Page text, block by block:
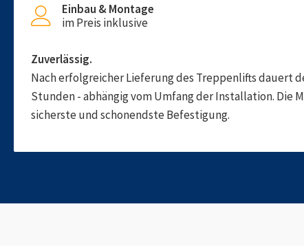
Einbau & Montage
im Preis inklusive
Zuverlässig.
Nach erfolgreicher Lieferung des Treppenlifts dauert
Stunden - abhängig vom Umfang der Installation. Die
sicherste und schonendste Befestigung.